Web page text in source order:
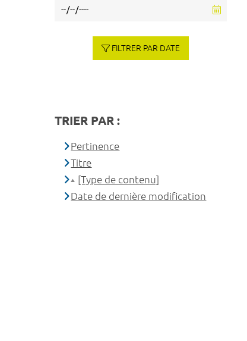
FILTRER PAR DATE
TRIER PAR :
Pertinence
Titre
[Type de contenu]
Date de dernière modification